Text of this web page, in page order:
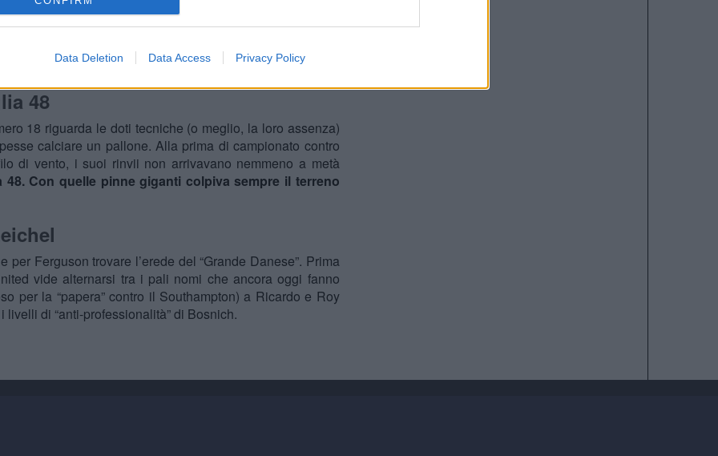
Data Deletion Data Access Privacy Policy
onestamente era ridicolo,” ha raccontato Scholes con il
tiro, dove normalmente un portiere para 15 o 20
‘Oh no, fatemi cambiare, mettete qualcun altro!'”.
48
18 riguarda le doti tecniche (o meglio, la loro assenza)
calciare un pallone. Alla prima di campionato contro
di vento, i suoi rinvii non arrivavano nemmeno a metà
Con quelle pinne giganti colpiva sempre il terreno
Ferguson trovare l’erede del “Grande Danese”. Prima
vide alternarsi tra i pali nomi che ancora oggi fanno
per la “papera” contro il Southampton) a Ricardo e Roy
di “anti-professionalità” di Bosnich.